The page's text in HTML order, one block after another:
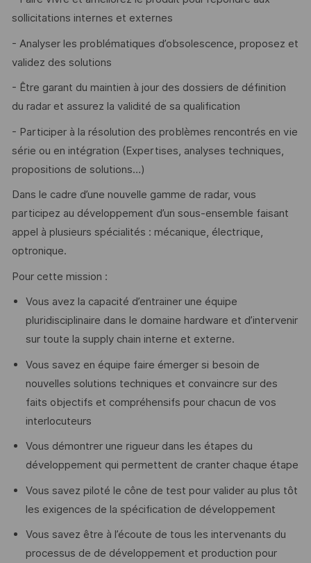
sollicitations internes et externes
- Analyser les problématiques d’obsolescence, proposez et
validez des solutions
- Être garant du maintien à jour des dossiers de définition
du radar et assurez la validité de sa qualification
- Participer à la résolution des problèmes rencontrés en vie
série ou en intégration (Expertises, analyses techniques,
propositions de solutions…)
Dans le cadre d’une nouvelle gamme de radar, vous
participez au développement d’un sous-ensemble faisant
appel à plusieurs spécialités : mécanique, électrique,
optronique.
Pour cette mission :
Vous avez la capacité d’entrainer une équipe
pluridisciplinaire dans le domaine hardware et d’intervenir
sur toute la supply chain interne et externe.
Vous savez en équipe faire émerger si besoin de
nouvelles solutions techniques et convaincre sur des
faits objectifs et compréhensifs pour chacun de vos
interlocuteurs
Vous démontrer une rigueur dans les étapes du
développement qui permettent de cranter chaque étape
Vous savez piloté le cône de test pour valider au plus tôt
les exigences de la spécification de développement
Vous savez être à l’écoute de tous les intervenants du
processus de de développement et production pour